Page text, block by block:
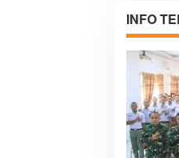
INFO